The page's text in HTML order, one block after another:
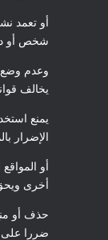
أو تعمد
شخص أو
وعدم وضع
يخالف
يمنع
الإضرار
أو
أخرى
حذف أو
ضررا على